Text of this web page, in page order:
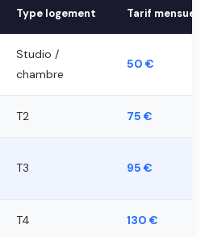
Type logement Tarif mensuel
Studio /
chambre
50 €
T2 75 €
T3 95 €
T4 130 €